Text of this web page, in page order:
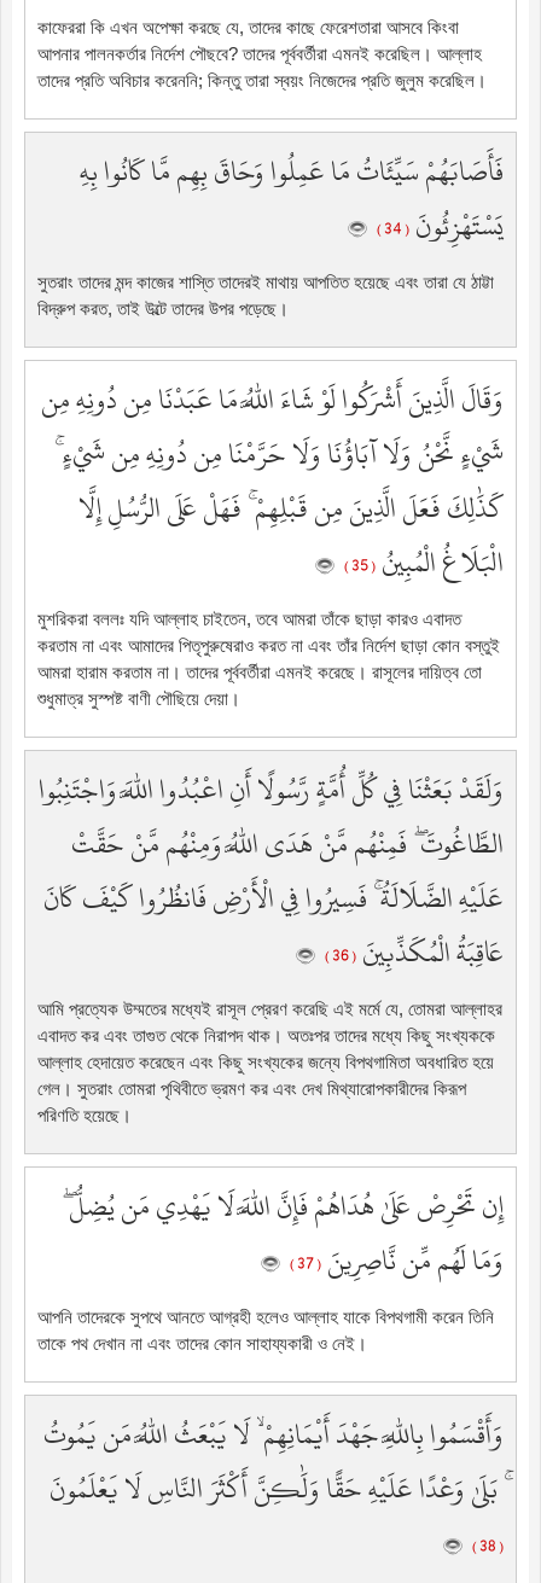
কাফেররা কি এখন অপেক্ষা করছে যে, তাদের কাছে ফেরেশতারা আসবে কিংবা
আপনার পালনকর্তার নির্দেশ পৌছবে? তাদের পূর্ববর্তীরা এমনই করেছিল। আল্লাহ
তাদের প্রতি অবিচার করেননি; কিন্তু তারা স্বয়ং নিজেদের প্রতি জুলুম করেছিল।
فَأَصَابَهُمْ سَيِّئَاتُ مَا عَمِلُوا وَحَاقَ بِهِم مَّا كَانُوا بِهِ
يَسْتَهْزِئُونَ ( 34 )
সুতরাং তাদের মন্দ কাজের শাস্তি তাদেরই মাথায় আপতিত হয়েছে এবং তারা যে ঠাট্টা
বিদ্রুপ করত, তাই উল্টে তাদের উপর পড়েছে।
وَقَالَ الَّذِينَ أَشْرَكُوا لَوْ شَاءَ اللَّهُ مَا عَبَدْنَا مِن دُونِهِ مِن
شَيْءٍ نَّحْنُ وَلَا آبَاؤُنَا وَلَا حَرَّمْنَا مِن دُونِهِ مِن شَيْءٍ ۚ
كَذَٰلِكَ فَعَلَ الَّذِينَ مِن قَبْلِهِمْ ۚ فَهَلْ عَلَى الرُّسُلِ إِلَّا
الْبَلَاغُ الْمُبِينُ ( 35 )
মুশরিকরা বললঃ যদি আল্লাহ চাইতেন, তবে আমরা তাঁকে ছাড়া কারও এবাদত
করতাম না এবং আমাদের পিতৃপুরুষেরাও করত না এবং তাঁর নির্দেশ ছাড়া কোন বস্তুই
আমরা হারাম করতাম না। তাদের পূর্ববর্তীরা এমনই করেছে। রাসূলের দায়িত্ব তো
শুধুমাত্র সুস্পষ্ট বাণী পৌছিয়ে দেয়া।
وَلَقَدْ بَعَثْنَا فِي كُلِّ أُمَّةٍ رَّسُولًا أَنِ اعْبُدُوا اللَّهَ وَاجْتَنِبُوا
الطَّاغُوتَ ۖ فَمِنْهُم مَّنْ هَدَى اللَّهُ وَمِنْهُم مَّنْ حَقَّتْ
عَلَيْهِ الضَّلَالَةُ ۚ فَسِيرُوا فِي الْأَرْضِ فَانظُرُوا كَيْفَ كَانَ
عَاقِبَةُ الْمُكَذِّبِينَ ( 36 )
আমি প্রত্যেক উম্মতের মধ্যেই রাসূল প্রেরণ করেছি এই মর্মে যে, তোমরা আল্লাহর
এবাদত কর এবং তাগুত থেকে নিরাপদ থাক। অতঃপর তাদের মধ্যে কিছু সংখ্যককে
আল্লাহ হেদায়েত করেছেন এবং কিছু সংখ্যকের জন্যে বিপথগামিতা অবধারিত হয়ে
গেল। সুতরাং তোমরা পৃথিবীতে ভ্রমণ কর এবং দেখ মিথ্যারোপকারীদের কিরূপ
পরিণতি হয়েছে।
إِن تَحْرِصْ عَلَىٰ هُدَاهُمْ فَإِنَّ اللَّهَ لَا يَهْدِي مَن يُضِلُّ ۖ
وَمَا لَهُم مِّن نَّاصِرِينَ ( 37 )
আপনি তাদেরকে সুপথে আনতে আগ্রহী হলেও আল্লাহ যাকে বিপথগামী করেন তিনি
তাকে পথ দেখান না এবং তাদের কোন সাহায্যকারী ও নেই।
وَأَقْسَمُوا بِاللَّهِ جَهْدَ أَيْمَانِهِمْ ۙ لَا يَبْعَثُ اللَّهُ مَن يَمُوتُ
ۚ بَلَىٰ وَعْدًا عَلَيْهِ حَقًّا وَلَٰكِنَّ أَكْثَرَ النَّاسِ لَا يَعْلَمُونَ
( 38 )